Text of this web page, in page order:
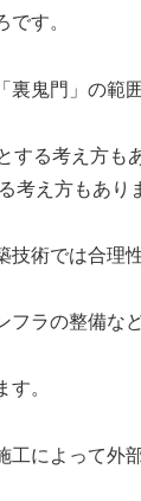
です。
裏鬼門」の範
する考え方も
考え方もあり
技術では合理
フラの整備な
。
工によって外